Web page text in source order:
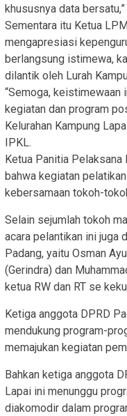
khususnya data
Sementara itu Ketua
mengapresiasi
berlangsung istimewa,
dilantik oleh Lurah
“Semoga, keistimewaan
kegiatan dan program
Kelurahan Kampung
IPKL.
Ketua Panitia
bahwa kegiatan
kebersamaan tokoh-
Selain sejumlah tokoh
acara pelantikan ini juga
Padang, yaitu Osman
(Gerindra) dan
ketua RW dan RT se
Ketiga anggota DPRD
mendukung program-
memajukan kegiatan
Bahkan ketiga anggota
Lapai ini menunggu
diakomodir dalam